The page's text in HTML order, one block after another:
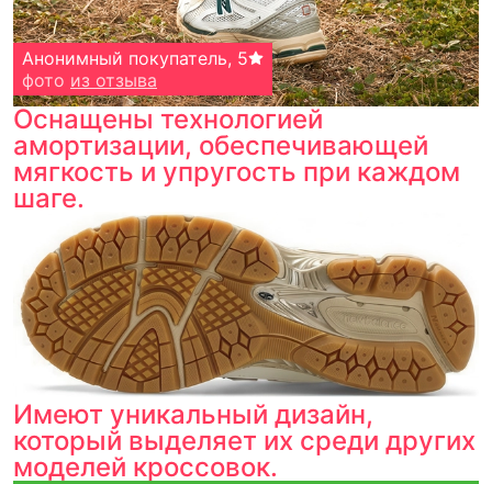
Бачурин Александр, 5
фото из отзыва
Анонимный покупатель, 5
фото из отзыва
Оснащены технологией
амортизации, обеспечивающей
мягкость и упругость при каждом
шаге.
Имеют уникальный дизайн,
который выделяет их среди других
моделей кроссовок.